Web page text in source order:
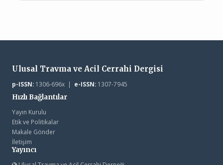
Ulusal Travma ve Acil Cerrahi Dergisi
p-ISSN:1306-696x | e-ISSN:1307-7945
Hızlı Bağlantılar
Yayın Kurulu
Etik ve Politikalar
Makale Gönder
İletişim
Yayıncı